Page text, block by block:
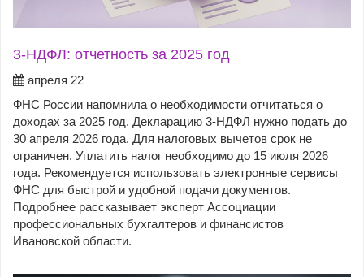
3-НДФЛ: отчетность за 2025 год
апреля 22
ФНС России напомнила о необходимости отчитаться о
доходах за 2025 год. Декларацию 3-НДФЛ нужно подать до
30 апреля 2026 года. Для налоговых вычетов срок не
ограничен. Уплатить налог необходимо до 15 июля 2026
года. Рекомендуется использовать электронные сервисы
ФНС для быстрой и удобной подачи документов.
Подробнее рассказывает эксперт Ассоциации
профессиональных бухгалтеров и финансистов
Ивановской области.